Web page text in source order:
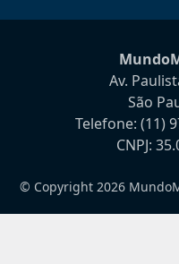
Av.
São
Telefone: (11)
CNPJ:
© Copyright 2026